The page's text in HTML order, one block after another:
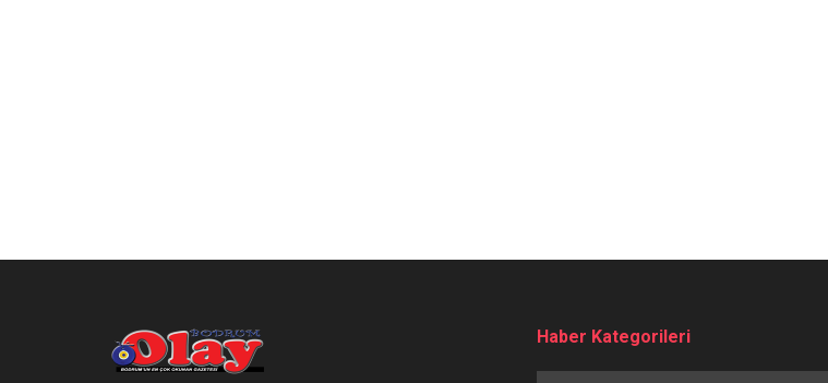
Haber Kategorileri